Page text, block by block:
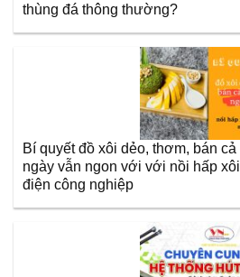
thùng đá thông thường?
Bí quyết đồ xôi dẻo, thơm, bán cả
ngày vẫn ngon với với nồi hấp xôi
điện công nghiệp